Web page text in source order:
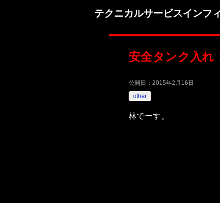
テクニカルサービスインフ
安全タンク入れ
公開日： 2015年2月16日
other
林でーす。